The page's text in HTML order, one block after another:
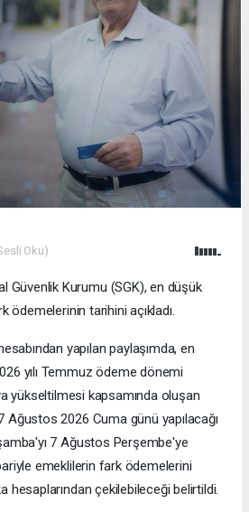
Oku)
Güvenlik Kurumu (SGK), en düşük
ödemelerinin tarihini açıkladı.
yapılan paylaşımda, en
yılı Temmuz ödeme dönemi
yükseltilmesi kapsamında oluşan
Ağustos 2026 Cuma günü yapılacağı
7 Ağustos Perşembe'ye
emeklilerin fark ödemelerini
hesaplarından çekilebileceği belirtildi.